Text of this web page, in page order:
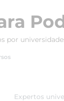
por
Expertos